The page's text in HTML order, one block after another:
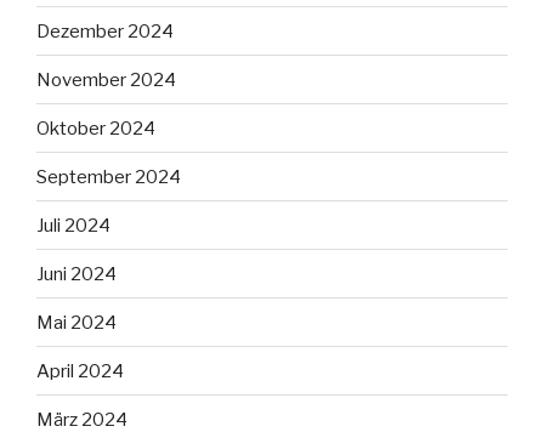
Dezember 2024
November 2024
Oktober 2024
September 2024
Juli 2024
Juni 2024
Mai 2024
April 2024
März 2024